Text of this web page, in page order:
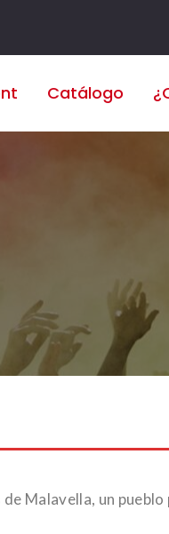
Catálogo
Malavella, un